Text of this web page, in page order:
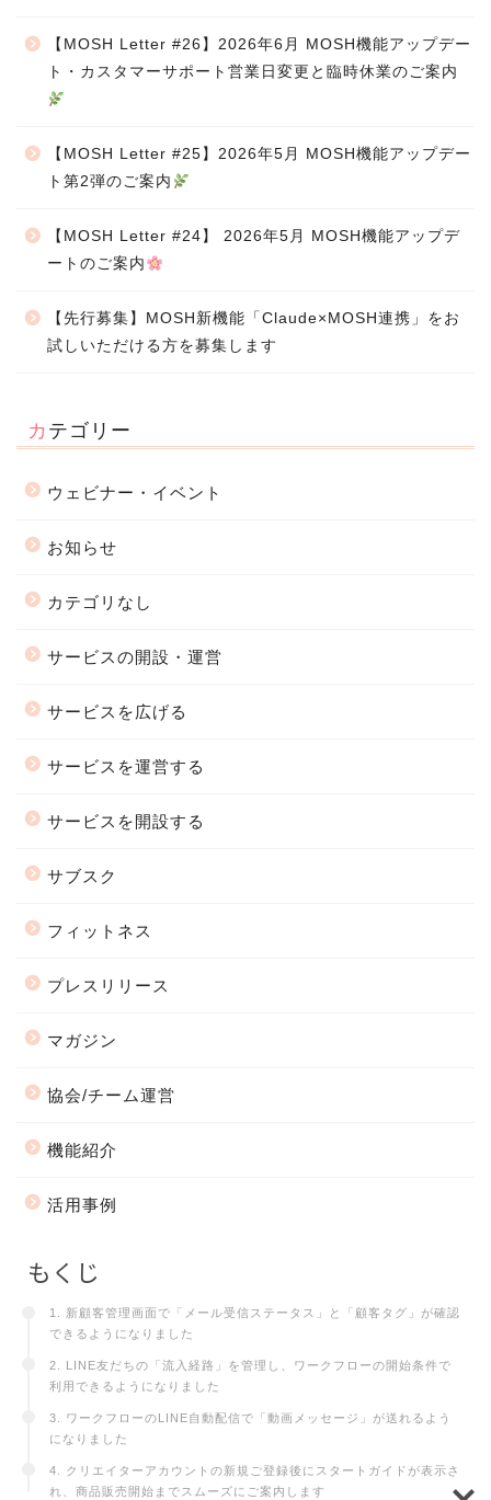
【MOSH Letter #26】2026年6月 MOSH機能アップデー
ト・カスタマーサポート営業日変更と臨時休業のご案内
【MOSH Letter #25】2026年5月 MOSH機能アップデー
ト第2弾のご案内
【MOSH Letter #24】 2026年5月 MOSH機能アップデ
ートのご案内
【先行募集】MOSH新機能「Claude×MOSH連携」をお
試しいただける方を募集します
カテゴリー
ウェビナー・イベント
お知らせ
カテゴリなし
サービスの開設・運営
サービスを広げる
サービスを運営する
サービスを開設する
サブスク
フィットネス
プレスリリース
マガジン
協会/チーム運営
機能紹介
活用事例
もくじ
1. 新顧客管理画面で「メール受信ステータス」と「顧客タグ」が確認
できるようになりました
2. LINE友だちの「流入経路」を管理し、ワークフローの開始条件で
利用できるようになりました
3. ワークフローのLINE自動配信で「動画メッセージ」が送れるよう
になりました
4. クリエイターアカウントの新規ご登録後にスタートガイドが表示さ
れ、商品販売開始までスムーズにご案内します